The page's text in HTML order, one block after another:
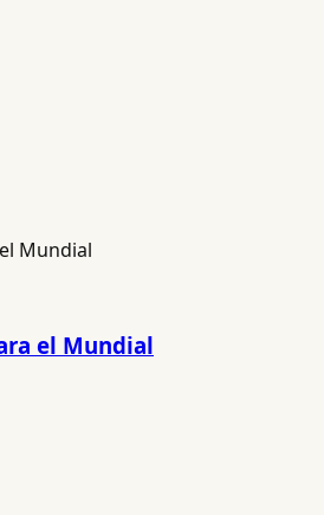
el Mundial